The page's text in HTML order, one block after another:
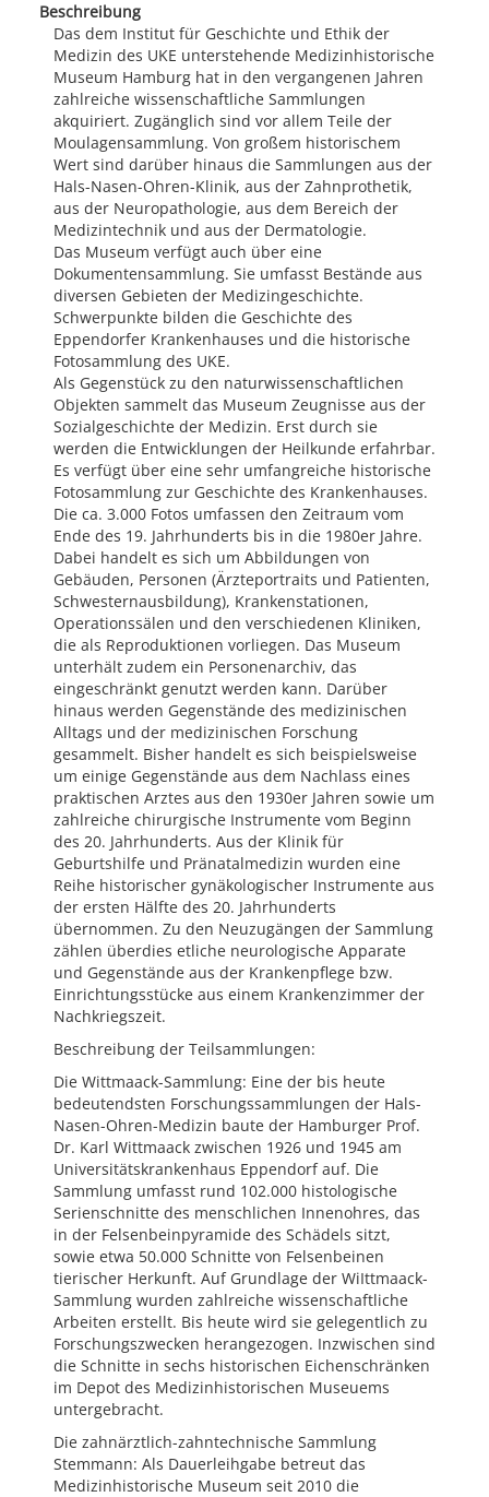
Beschreibung
Das dem Institut für Geschichte und Ethik der
Medizin des UKE unterstehende Medizinhistorische
Museum Hamburg hat in den vergangenen Jahren
zahlreiche wissenschaftliche Sammlungen
akquiriert. Zugänglich sind vor allem Teile der
Moulagensammlung. Von großem historischem
Wert sind darüber hinaus die Sammlungen aus der
Hals-Nasen-Ohren-Klinik, aus der Zahnprothetik,
aus der Neuropathologie, aus dem Bereich der
Medizintechnik und aus der Dermatologie.
Das Museum verfügt auch über eine
Dokumentensammlung. Sie umfasst Bestände aus
diversen Gebieten der Medizingeschichte.
Schwerpunkte bilden die Geschichte des
Eppendorfer Krankenhauses und die historische
Fotosammlung des UKE.
Als Gegenstück zu den naturwissenschaftlichen
Objekten sammelt das Museum Zeugnisse aus der
Sozialgeschichte der Medizin. Erst durch sie
werden die Entwicklungen der Heilkunde erfahrbar.
Es verfügt über eine sehr umfangreiche historische
Fotosammlung zur Geschichte des Krankenhauses.
Die ca. 3.000 Fotos umfassen den Zeitraum vom
Ende des 19. Jahrhunderts bis in die 1980er Jahre.
Dabei handelt es sich um Abbildungen von
Gebäuden, Personen (Ärzteportraits und Patienten,
Schwesternausbildung), Krankenstationen,
Operationssälen und den verschiedenen Kliniken,
die als Reproduktionen vorliegen. Das Museum
unterhält zudem ein Personenarchiv, das
eingeschränkt genutzt werden kann. Darüber
hinaus werden Gegenstände des medizinischen
Alltags und der medizinischen Forschung
gesammelt. Bisher handelt es sich beispielsweise
um einige Gegenstände aus dem Nachlass eines
praktischen Arztes aus den 1930er Jahren sowie um
zahlreiche chirurgische Instrumente vom Beginn
des 20. Jahrhunderts. Aus der Klinik für
Geburtshilfe und Pränatalmedizin wurden eine
Reihe historischer gynäkologischer Instrumente aus
der ersten Hälfte des 20. Jahrhunderts
übernommen. Zu den Neuzugängen der Sammlung
zählen überdies etliche neurologische Apparate
und Gegenstände aus der Krankenpflege bzw.
Einrichtungsstücke aus einem Krankenzimmer der
Nachkriegszeit.
Beschreibung der Teilsammlungen:
Die Wittmaack-Sammlung: Eine der bis heute
bedeutendsten Forschungssammlungen der Hals-
Nasen-Ohren-Medizin baute der Hamburger Prof.
Dr. Karl Wittmaack zwischen 1926 und 1945 am
Universitätskrankenhaus Eppendorf auf. Die
Sammlung umfasst rund 102.000 histologische
Serienschnitte des menschlichen Innenohres, das
in der Felsenbeinpyramide des Schädels sitzt,
sowie etwa 50.000 Schnitte von Felsenbeinen
tierischer Herkunft. Auf Grundlage der WiIttmaack-
Sammlung wurden zahlreiche wissenschaftliche
Arbeiten erstellt. Bis heute wird sie gelegentlich zu
Forschungszwecken herangezogen. Inzwischen sind
die Schnitte in sechs historischen Eichenschränken
im Depot des Medizinhistorischen Museuems
untergebracht.
Die zahnärztlich-zahntechnische Sammlung
Stemmann: Als Dauerleihgabe betreut das
Medizinhistorische Museum seit 2010 die